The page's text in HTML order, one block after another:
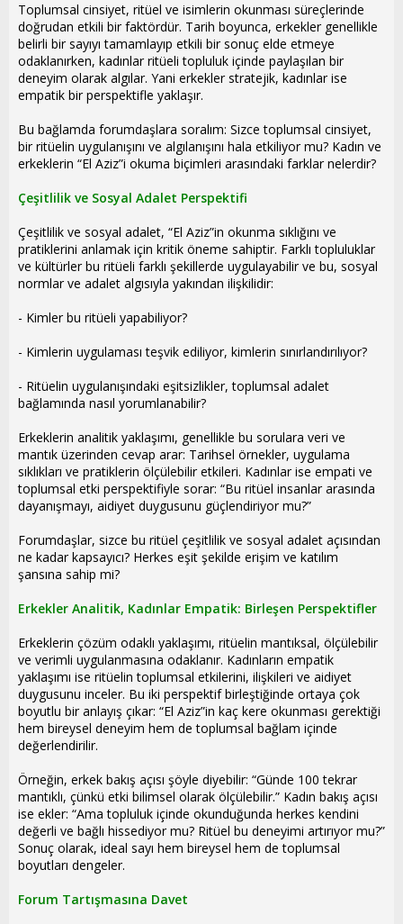
Toplumsal cinsiyet, ritüel ve isimlerin okunması süreçlerinde
doğrudan etkili bir faktördür. Tarih boyunca, erkekler genellikle
belirli bir sayıyı tamamlayıp etkili bir sonuç elde etmeye
odaklanırken, kadınlar ritüeli topluluk içinde paylaşılan bir
deneyim olarak algılar. Yani erkekler stratejik, kadınlar ise
empatik bir perspektifle yaklaşır.
Bu bağlamda forumdaşlara soralım: Sizce toplumsal cinsiyet,
bir ritüelin uygulanışını ve algılanışını hala etkiliyor mu? Kadın ve
erkeklerin “El Aziz”i okuma biçimleri arasındaki farklar nelerdir?
Çeşitlilik ve Sosyal Adalet Perspektifi
Çeşitlilik ve sosyal adalet, “El Aziz”in okunma sıklığını ve
pratiklerini anlamak için kritik öneme sahiptir. Farklı topluluklar
ve kültürler bu ritüeli farklı şekillerde uygulayabilir ve bu, sosyal
normlar ve adalet algısıyla yakından ilişkilidir:
- Kimler bu ritüeli yapabiliyor?
- Kimlerin uygulaması teşvik ediliyor, kimlerin sınırlandırılıyor?
- Ritüelin uygulanışındaki eşitsizlikler, toplumsal adalet
bağlamında nasıl yorumlanabilir?
Erkeklerin analitik yaklaşımı, genellikle bu sorulara veri ve
mantık üzerinden cevap arar: Tarihsel örnekler, uygulama
sıklıkları ve pratiklerin ölçülebilir etkileri. Kadınlar ise empati ve
toplumsal etki perspektifiyle sorar: “Bu ritüel insanlar arasında
dayanışmayı, aidiyet duygusunu güçlendiriyor mu?”
Forumdaşlar, sizce bu ritüel çeşitlilik ve sosyal adalet açısından
ne kadar kapsayıcı? Herkes eşit şekilde erişim ve katılım
şansına sahip mi?
Erkekler Analitik, Kadınlar Empatik: Birleşen Perspektifler
Erkeklerin çözüm odaklı yaklaşımı, ritüelin mantıksal, ölçülebilir
ve verimli uygulanmasına odaklanır. Kadınların empatik
yaklaşımı ise ritüelin toplumsal etkilerini, ilişkileri ve aidiyet
duygusunu inceler. Bu iki perspektif birleştiğinde ortaya çok
boyutlu bir anlayış çıkar: “El Aziz”in kaç kere okunması gerektiği
hem bireysel deneyim hem de toplumsal bağlam içinde
değerlendirilir.
Örneğin, erkek bakış açısı şöyle diyebilir: “Günde 100 tekrar
mantıklı, çünkü etki bilimsel olarak ölçülebilir.” Kadın bakış açısı
ise ekler: “Ama topluluk içinde okunduğunda herkes kendini
değerli ve bağlı hissediyor mu? Ritüel bu deneyimi artırıyor mu?”
Sonuç olarak, ideal sayı hem bireysel hem de toplumsal
boyutları dengeler.
Forum Tartışmasına Davet